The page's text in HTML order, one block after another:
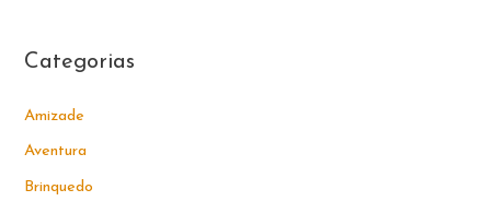
Categorias
Amizade
Aventura
Brinquedo